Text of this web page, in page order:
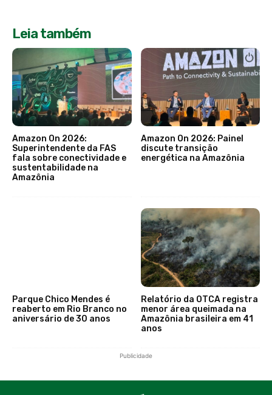
Leia também
Amazon On 2026:
Superintendente da FAS
fala sobre conectividade e
sustentabilidade na
Amazônia
Amazon On 2026: Painel
discute transição
energética na Amazônia
Parque Chico Mendes é
reaberto em Rio Branco no
aniversário de 30 anos
Relatório da OTCA registra
menor área queimada na
Amazônia brasileira em 41
anos
Publicidade